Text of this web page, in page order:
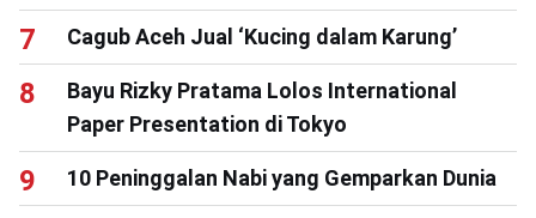
Cagub Aceh Jual ‘Kucing dalam Karung’
Bayu Rizky Pratama Lolos International
Paper Presentation di Tokyo
10 Peninggalan Nabi yang Gemparkan Dunia